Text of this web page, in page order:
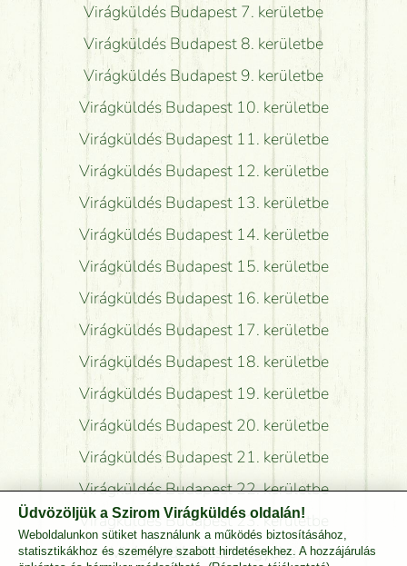
Virágküldés Budapest 7. kerületbe
Virágküldés Budapest 8. kerületbe
Virágküldés Budapest 9. kerületbe
Virágküldés Budapest 10. kerületbe
Virágküldés Budapest 11. kerületbe
Virágküldés Budapest 12. kerületbe
Virágküldés Budapest 13. kerületbe
Virágküldés Budapest 14. kerületbe
Virágküldés Budapest 15. kerületbe
Virágküldés Budapest 16. kerületbe
Virágküldés Budapest 17. kerületbe
Virágküldés Budapest 18. kerületbe
Virágküldés Budapest 19. kerületbe
Virágküldés Budapest 20. kerületbe
Virágküldés Budapest 21. kerületbe
Virágküldés Budapest 22. kerületbe
Virágküldés Budapest 23. kerületbe
Virágküldés Pest Megyébe
Üdvözöljük a Szirom Virágküldés oldalán!
Weboldalunkon sütiket használunk a működés biztosításához,
statisztikákhoz és személyre szabott hirdetésekhez. A hozzájárulás